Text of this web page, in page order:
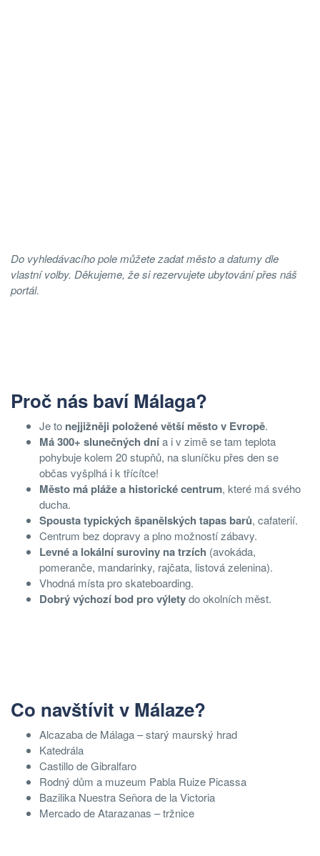
Do vyhledávacího pole můžete zadat město a datumy dle
vlastní volby. Děkujeme, že si rezervujete ubytování přes náš
portál.
Proč nás baví Málaga?
Je to nejjižněji položené větší město v Evropě.
Má 300+ slunečných dnía i v zimě se tam teplota
pohybuje kolem 20 stupňů, na sluníčku přes den se
občas vyšplhá i k třícítce!
Město má pláže a historické centrum, které má svého
ducha.
Spousta typických španělských tapas barů, cafaterií.
Centrum bez dopravy a plno možností zábavy.
Levné a lokální suroviny na trzích (avokáda,
pomeranče, mandarinky, rajčata, listová zelenina).
Vhodná místa pro skateboarding.
Dobrý výchozí bod pro výletydo okolních měst.
Co navštívit v Málaze?
Alcazaba de Málaga – starý maurský hrad
Katedrála
Castillo de Gibralfaro
Rodný dům a muzeum Pabla Ruize Picassa
Bazilika Nuestra Señora de la Victoria
Mercado de Atarazanas – tržnice